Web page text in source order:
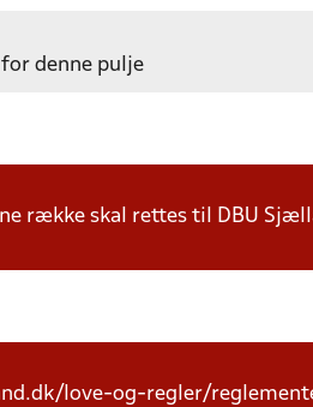
denne pulje
række skal rettes til DBU
love-og-regler/